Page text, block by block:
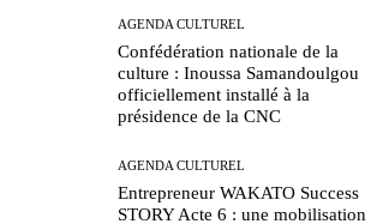
AGENDA CULTUREL
Confédération nationale de la
culture : Inoussa Samandoulgou
officiellement installé à la
présidence de la CNC
AGENDA CULTUREL
Entrepreneur WAKATO Success
STORY Acte 6 : une mobilisation